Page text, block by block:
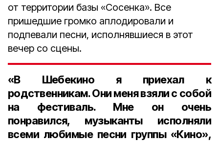
от территории базы «Сосенка». Все
пришедшие громко аплодировали и
подпевали песни, исполнявшиеся в этот
вечер со сцены.
«В Шебекино я приехал к
родственникам. Они меня взяли с собой
на фестиваль. Мне он очень
понравился, музыканты исполняли
всеми любимые песни группы «Кино»,